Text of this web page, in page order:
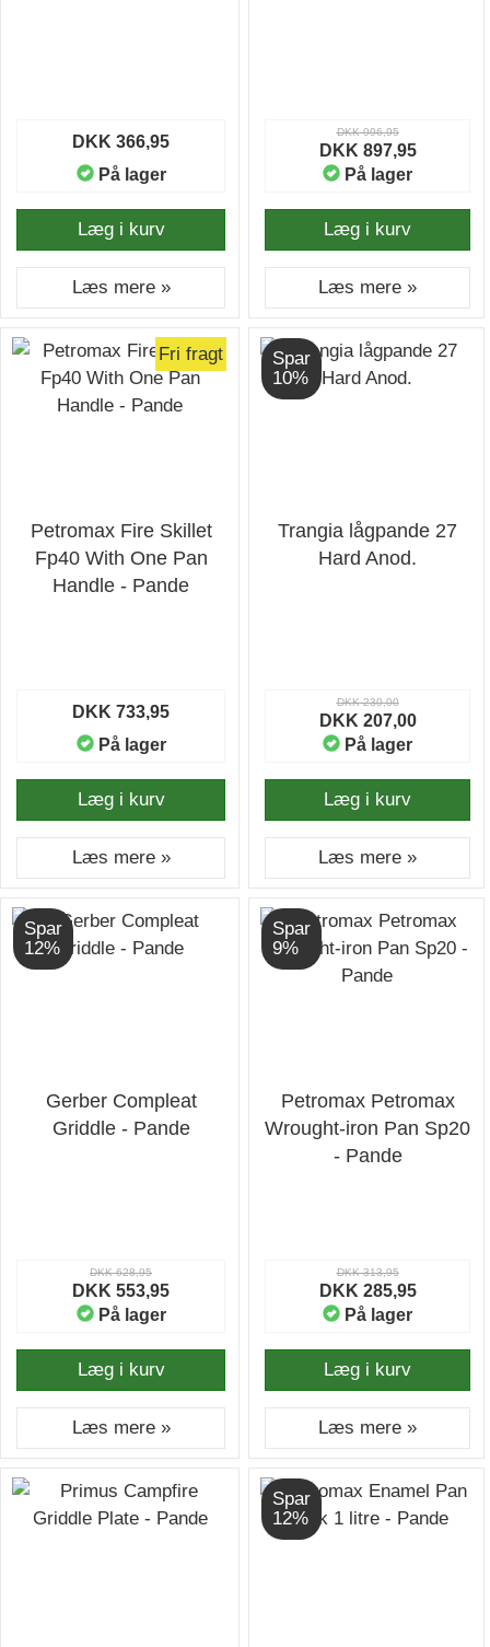
DKK 366,95
På lager
Læg i kurv
Læs mere »
DKK 996,95
DKK 897,95
På lager
Læg i kurv
Læs mere »
Fri fragt
Petromax Fire Skillet
Fp40 With One Pan
Handle - Pande
DKK 733,95
På lager
Læg i kurv
Læs mere »
Spar
10%
Trangia lågpande 27
Hard Anod.
DKK 230,00
DKK 207,00
På lager
Læg i kurv
Læs mere »
Spar
12%
Gerber Compleat
Griddle - Pande
DKK 628,95
DKK 553,95
På lager
Læg i kurv
Læs mere »
Spar
9%
Petromax Petromax
Wrought-iron Pan Sp20
- Pande
DKK 313,95
DKK 285,95
På lager
Læg i kurv
Læs mere »
Spar
12%